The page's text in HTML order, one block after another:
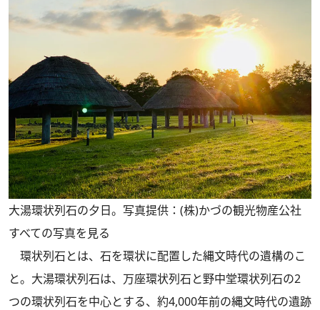
大湯環状列石の夕日。写真提供：(株)かづの観光物産公社
すべての写真を見る
環状列石とは、石を環状に配置した縄文時代の遺構のこ
と。大湯環状列石は、万座環状列石と野中堂環状列石の2
つの環状列石を中心とする、約4,000年前の縄文時代の遺跡